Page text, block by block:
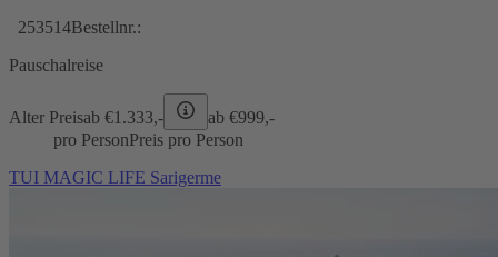
253514Bestellnr.:
Pauschalreise
Alter Preisab €1.333,- ab €999,-
pro PersonPreis pro Person
TUI MAGIC LIFE Sarigerme